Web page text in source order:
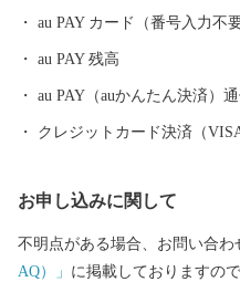
言われています。 中でも都井
保たれています。 また、野生
る今日、アジア最後の純粋な
ても世界的に注目されています。
support@kushima.furusato-lg.jp
内 平日9時～18時 ※土日祝日
au PAY カード（番号入力不要
au PAY 残高
au PAY（auかんたん決済）
クレジットカード決済（
お申し込みに関して
不明点がある場合、お問い合わ
AQ）」 に掲載しておりますの